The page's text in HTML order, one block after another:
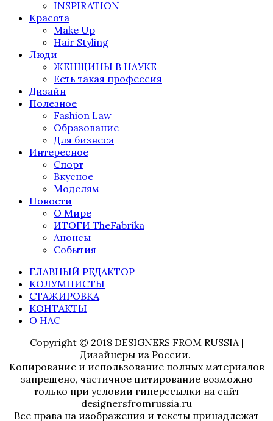
INSPIRATION
Красота
Make Up
Hair Styling
Люди
ЖЕНЩИНЫ В НАУКЕ
Есть такая профессия
Дизайн
Полезное
Fashion Law
Образование
Для бизнеса
Интересное
Спорт
Вкусное
Моделям
Новости
О Мире
ИТОГИ TheFabrika
Анонсы
События
ГЛАВНЫЙ РЕДАКТОР
КОЛУМНИСТЫ
СТАЖИРОВКА
КОНТАКТЫ
О НАС
Copyright © 2018 DESIGNERS FROM RUSSIA |
Дизайнеры из России.
Копирование и использование полных материалов
запрещено, частичное цитирование возможно
только при условии гиперссылки на сайт
designersfromrussia.ru
Все права на изображения и тексты принадлежат